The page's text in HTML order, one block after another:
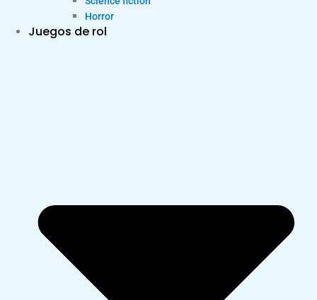
Horror
Juegos de rol